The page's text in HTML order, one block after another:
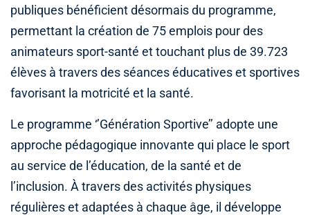
publiques bénéficient désormais du programme,
permettant la création de 75 emplois pour des
animateurs sport-santé et touchant plus de 39.723
élèves à travers des séances éducatives et sportives
favorisant la motricité et la santé.
Le programme ‘’Génération Sportive’’ adopte une
approche pédagogique innovante qui place le sport
au service de l’éducation, de la santé et de
l’inclusion. À travers des activités physiques
régulières et adaptées à chaque âge, il développe